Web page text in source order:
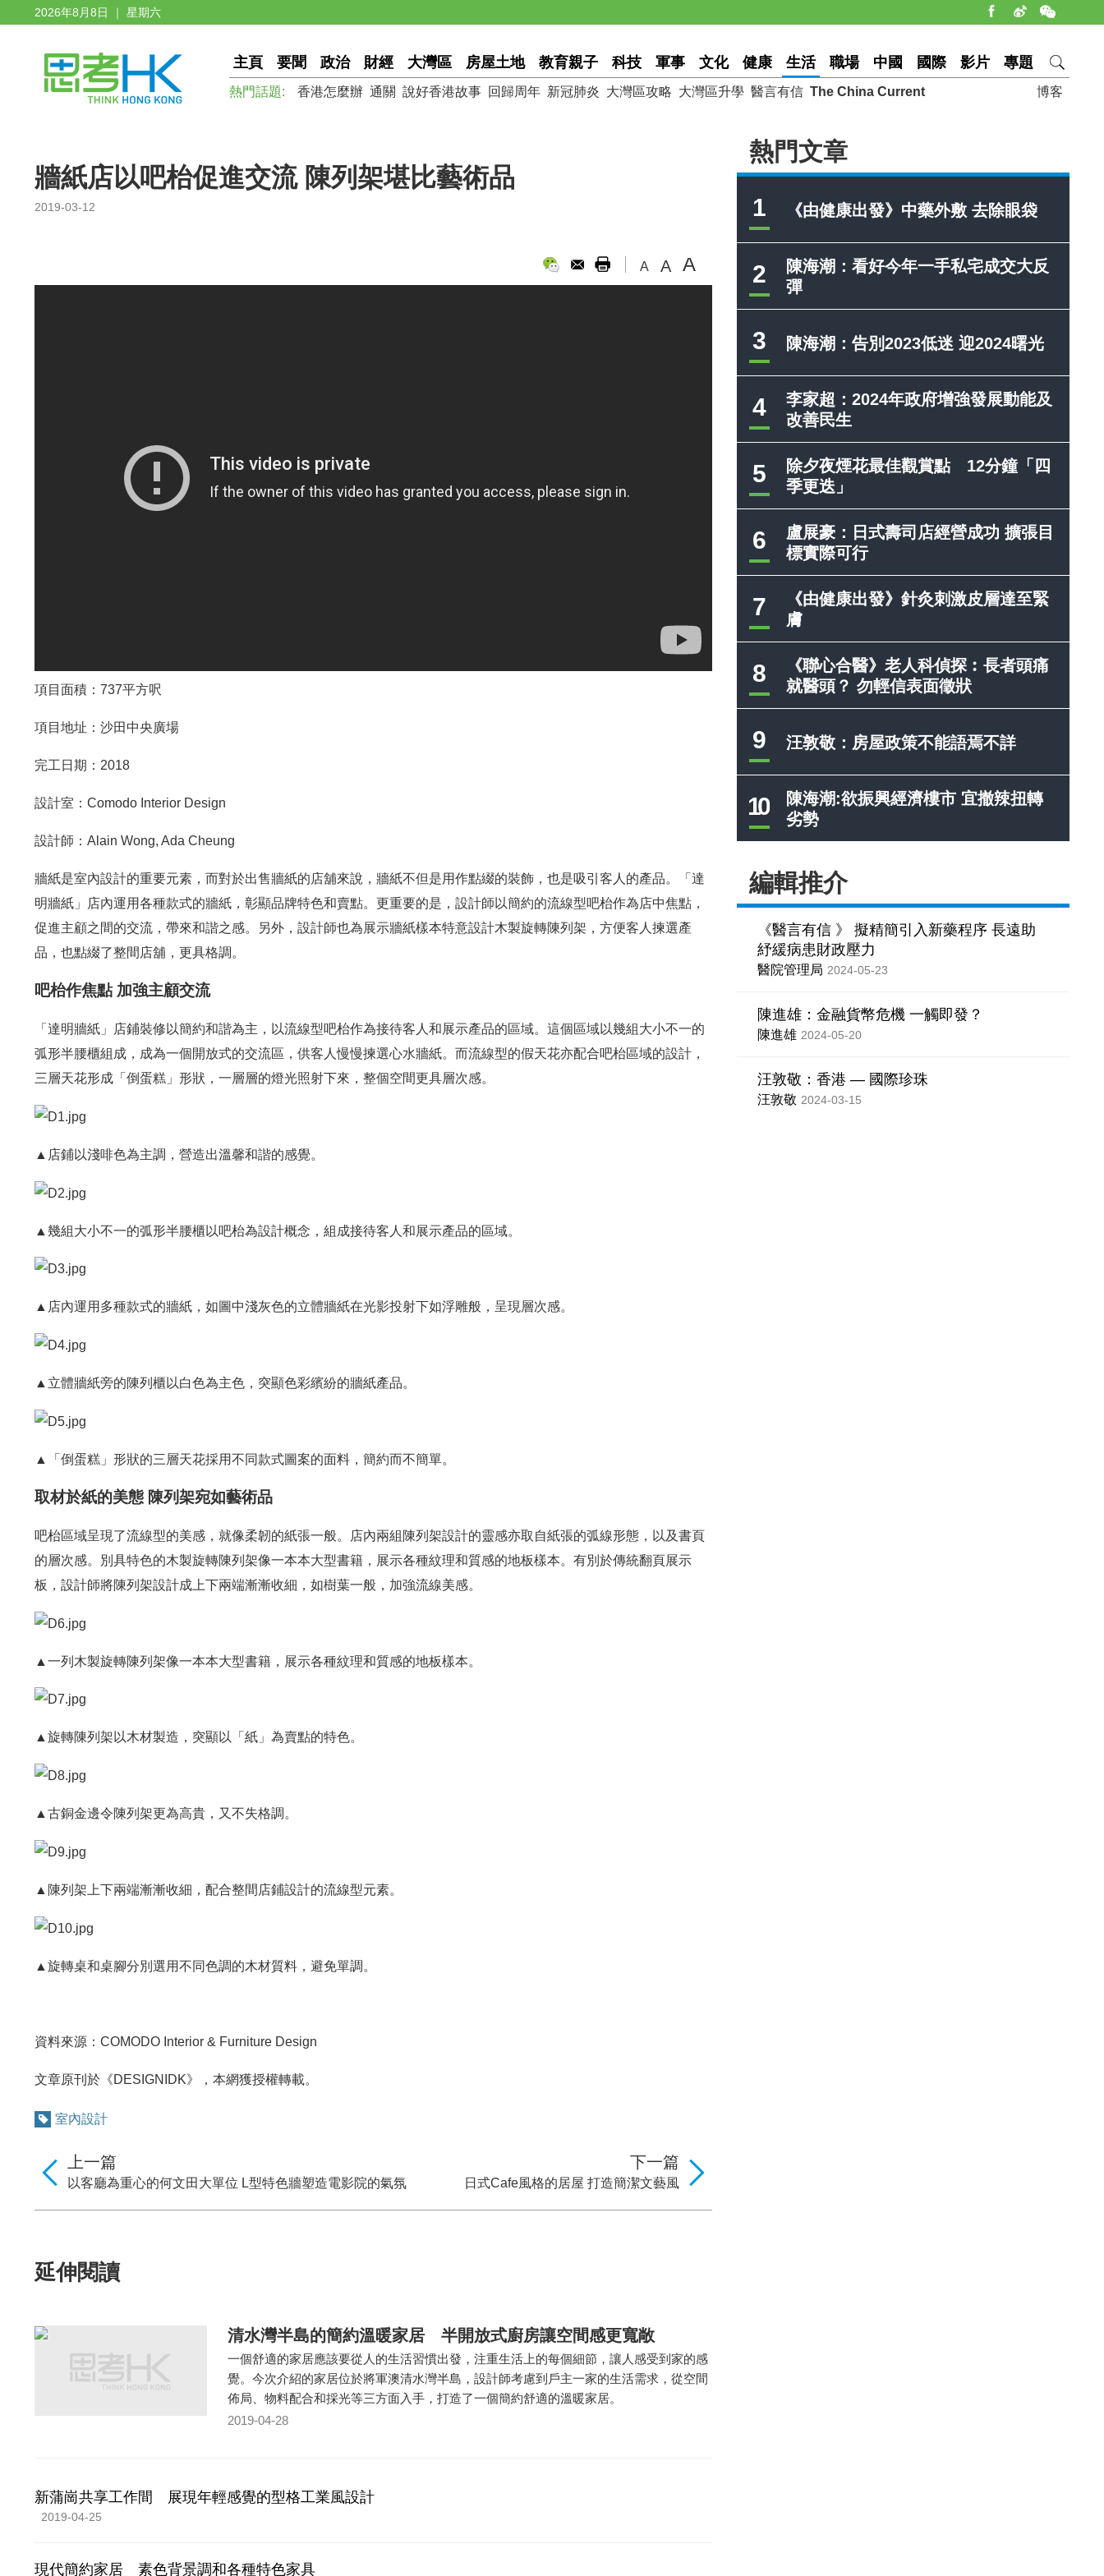
2026年8月8日 ｜ 星期六
主頁 要聞 政治 財經 大灣區 房屋土地 教育親子 科技 軍事 文化 健康 生活 職場 中國 國際 影片 專題
博客
熱門話題: 香港怎麼辦 通關 說好香港故事 回歸周年 新冠肺炎 大灣區攻略 大灣區升學 醫言有信 The China Current
熱門文章
1 《由健康出發》中藥外敷 去除眼袋
2
陳海潮：看好今年一手私宅成交大反
彈
3 陳海潮：告別2023低迷 迎2024曙光
4
李家超：2024年政府增強發展動能及
改善民生
5
除夕夜煙花最佳觀賞點 12分鐘「四
季更迭」
6
盧展豪：日式壽司店經營成功 擴張目
標實際可行
7
《由健康出發》針灸刺激皮層達至緊
膚
8
《聯心合醫》老人科偵探︰長者頭痛
就醫頭？ 勿輕信表面徵狀
9 汪敦敬：房屋政策不能語焉不詳
10
陳海潮:欲振興經濟樓市 宜撤辣扭轉
劣勢
編輯推介
《醫言有信 》 擬精簡引入新藥程序 長遠助
紓緩病患財政壓力
醫院管理局 2024-05-23
陳進雄：金融貨幣危機 一觸即發？
陳進雄 2024-05-20
汪敦敬：香港 — 國際珍珠
汪敦敬 2024-03-15
牆紙店以吧枱促進交流 陳列架堪比藝術品
2019-03-12
A A A
項目面積：737平方呎
項目地址：沙田中央廣場
完工日期：2018
設計室：Comodo Interior Design
設計師：Alain Wong, Ada Cheung
牆紙是室內設計的重要元素，而對於出售牆紙的店舖來說，牆紙不但是用作點綴的裝飾，也是吸引客人的產品。「達
明牆紙」店內運用各種款式的牆紙，彰顯品牌特色和賣點。更重要的是，設計師以簡約的流線型吧枱作為店中焦點，
促進主顧之間的交流，帶來和諧之感。另外，設計師也為展示牆紙樣本特意設計木製旋轉陳列架，方便客人揀選產
品，也點綴了整間店舖，更具格調。
吧枱作焦點 加強主顧交流
「達明牆紙」店鋪裝修以簡約和諧為主，以流線型吧枱作為接待客人和展示產品的區域。這個區域以幾組大小不一的
弧形半腰櫃組成，成為一個開放式的交流區，供客人慢慢揀選心水牆紙。而流線型的假天花亦配合吧枱區域的設計，
三層天花形成「倒蛋糕」形狀，一層層的燈光照射下來，整個空間更具層次感。
▲店鋪以淺啡色為主調，營造出溫馨和諧的感覺。
▲幾組大小不一的弧形半腰櫃以吧枱為設計概念，組成接待客人和展示產品的區域。
▲店內運用多種款式的牆紙，如圖中淺灰色的立體牆紙在光影投射下如浮雕般，呈現層次感。
▲立體牆紙旁的陳列櫃以白色為主色，突顯色彩繽紛的牆紙產品。
▲「倒蛋糕」形狀的三層天花採用不同款式圖案的面料，簡約而不簡單。
取材於紙的美態 陳列架宛如藝術品
吧枱區域呈現了流線型的美感，就像柔韌的紙張一般。店內兩組陳列架設計的靈感亦取自紙張的弧線形態，以及書頁
的層次感。別具特色的木製旋轉陳列架像一本本大型書籍，展示各種紋理和質感的地板樣本。有別於傳統翻頁展示
板，設計師將陳列架設計成上下兩端漸漸收細，如樹葉一般，加強流線美感。
▲一列木製旋轉陳列架像一本本大型書籍，展示各種紋理和質感的地板樣本。
▲旋轉陳列架以木材製造，突顯以「紙」為賣點的特色。
▲古銅金邊令陳列架更為高貴，又不失格調。
▲陳列架上下兩端漸漸收細，配合整間店鋪設計的流線型元素。
▲旋轉桌和桌腳分別選用不同色調的木材質料，避免單調。
資料來源：COMODO Interior & Furniture Design
文章原刊於《DESIGNIDK》，本網獲授權轉載。
室內設計
下一篇
日式Cafe風格的居屋 打造簡潔文藝風
上一篇
以客廳為重心的何文田大單位 L型特色牆塑造電影院的氣氛
延伸閱讀
清水灣半島的簡約溫暖家居 半開放式廚房讓空間感更寬敞
一個舒適的家居應該要從人的生活習慣出發，注重生活上的每個細節，讓人感受到家的感
覺。今次介紹的家居位於將軍澳清水灣半島，設計師考慮到戶主一家的生活需求，從空間
佈局、物料配合和採光等三方面入手，打造了一個簡約舒適的溫暖家居。
2019-04-28
新蒲崗共享工作間 展現年輕感覺的型格工業風設計
2019-04-25
現代簡約家居 素色背景調和各種特色家具